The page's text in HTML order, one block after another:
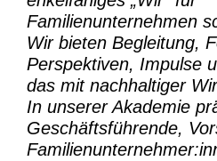
Familienunternehmen
Wir bieten Begleitung,
Perspektiven, Impulse
das mit nachhaltiger
In unserer Akademie
Geschäftsführende,